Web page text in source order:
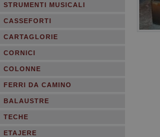
STRUMENTI MUSICALI
CASSEFORTI
CARTAGLORIE
CORNICI
COLONNE
FERRI DA CAMINO
BALAUSTRE
TECHE
ETAJERE